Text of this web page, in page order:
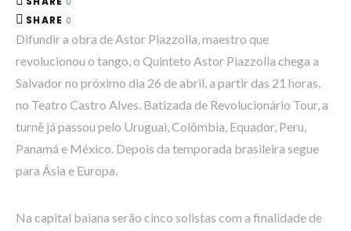
SHARE 0
Difundir a obra de Astor Piazzolla, maestro que
revolucionou o tango, o Quinteto Astor Piazzolla chega a
Salvador no próximo dia 26 de abril, a partir das 21 horas,
no Teatro Castro Alves. Batizada de Revolucionário Tour, a
turnê já passou pelo Uruguai, Colômbia, Equador, Peru,
Panamá e México. Depois da temporada brasileira segue
para Ásia e Europa.
Na capital baiana serão cinco solistas com a finalidade de